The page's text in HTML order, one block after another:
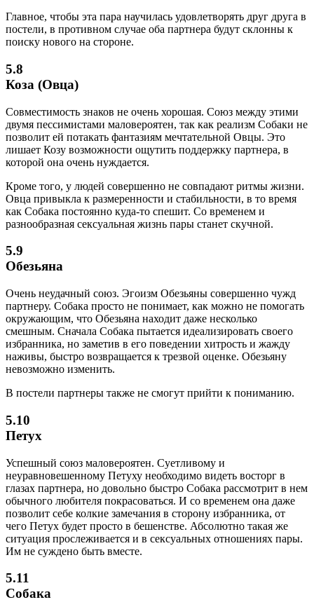
Главное, чтобы эта пара научилась удовлетворять друг друга в
постели, в противном случае оба партнера будут склонны к
поиску нового на стороне.
5.8
Коза (Овца)
Совместимость знаков не очень хорошая. Союз между этими
двумя пессимистами маловероятен, так как реализм Собаки не
позволит ей потакать фантазиям мечтательной Овцы. Это
лишает Козу возможности ощутить поддержку партнера, в
которой она очень нуждается.
Кроме того, у людей совершенно не совпадают ритмы жизни.
Овца привыкла к размеренности и стабильности, в то время
как Собака постоянно куда-то спешит. Со временем и
разнообразная сексуальная жизнь пары станет скучной.
5.9
Обезьяна
Очень неудачный союз. Эгоизм Обезьяны совершенно чужд
партнеру. Собака просто не понимает, как можно не помогать
окружающим, что Обезьяна находит даже несколько
смешным. Сначала Собака пытается идеализировать своего
избранника, но заметив в его поведении хитрость и жажду
наживы, быстро возвращается к трезвой оценке. Обезьяну
невозможно изменить.
В постели партнеры также не смогут прийти к пониманию.
5.10
Петух
Успешный союз маловероятен. Суетливому и
неуравновешенному Петуху необходимо видеть восторг в
глазах партнера, но довольно быстро Собака рассмотрит в нем
обычного любителя покрасоваться. И со временем она даже
позволит себе колкие замечания в сторону избранника, от
чего Петух будет просто в бешенстве. Абсолютно такая же
ситуация прослеживается и в сексуальных отношениях пары.
Им не суждено быть вместе.
5.11
Собака